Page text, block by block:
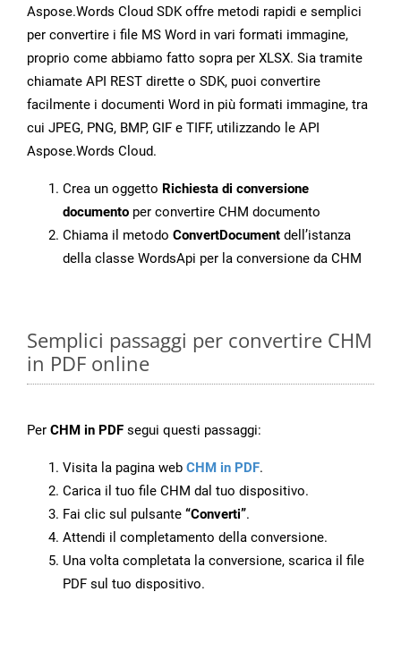
Aspose.Words Cloud SDK offre metodi rapidi e semplici
per convertire i file MS Word in vari formati immagine,
proprio come abbiamo fatto sopra per XLSX. Sia tramite
chiamate API REST dirette o SDK, puoi convertire
facilmente i documenti Word in più formati immagine, tra
cui JPEG, PNG, BMP, GIF e TIFF, utilizzando le API
Aspose.Words Cloud.
Crea un oggetto Richiesta di conversione
documento per convertire CHM documento
Chiama il metodo ConvertDocument dell’istanza
della classe WordsApi per la conversione da CHM
Semplici passaggi per convertire CHM
in PDF online
Per CHM in PDF segui questi passaggi:
Visita la pagina web CHM in PDF.
Carica il tuo file CHM dal tuo dispositivo.
Fai clic sul pulsante “Converti”.
Attendi il completamento della conversione.
Una volta completata la conversione, scarica il file
PDF sul tuo dispositivo.